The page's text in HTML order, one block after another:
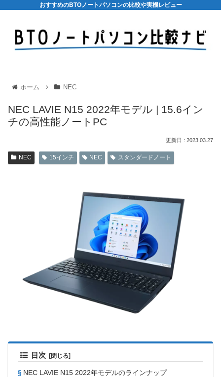
おすすめのBTOノートパソコンの比較や実機レビュー
ホーム NEC
NEC LAVIE N15 2022年モデル | 15.6イン
チの高性能ノートPC
2023.03.27
NEC 15インチ NEC スタンダードノート
目次
NEC LAVIE N15 2022年モデルのラインナップ